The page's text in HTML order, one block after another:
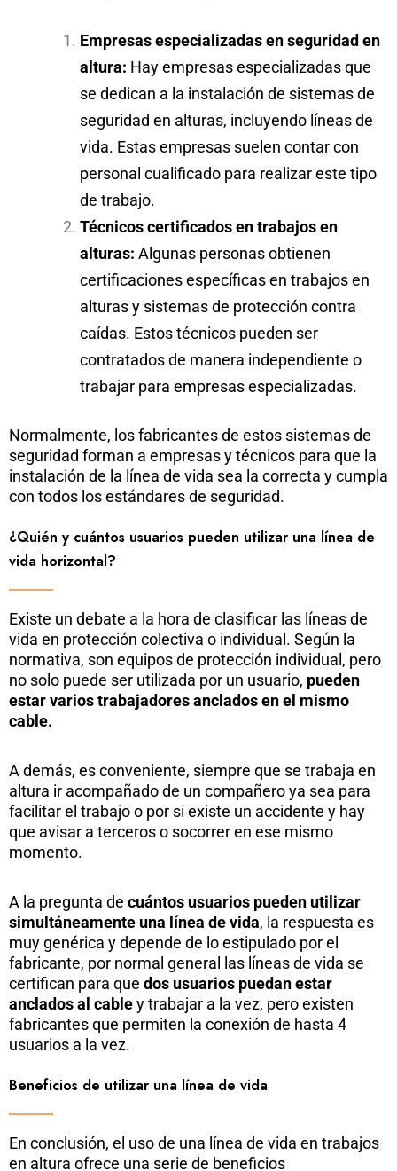
Empresas especializadas en seguridad en
altura: Hay empresas especializadas que
se dedican a la instalación de sistemas de
seguridad en alturas, incluyendo líneas de
vida. Estas empresas suelen contar con
personal cualificado para realizar este tipo
de trabajo.
Técnicos certificados en trabajos en
alturas: Algunas personas obtienen
certificaciones específicas en trabajos en
alturas y sistemas de protección contra
caídas. Estos técnicos pueden ser
contratados de manera independiente o
trabajar para empresas especializadas.
Normalmente, los fabricantes de estos sistemas de
seguridad forman a empresas y técnicos para que la
instalación de la línea de vida sea la correcta y cumpla
con todos los estándares de seguridad.
¿Quién y cuántos usuarios pueden utilizar una línea de
vida horizontal?
Existe un debate a la hora de clasificar las líneas de
vida en protección colectiva o individual. Según la
normativa, son equipos de protección individual, pero
no solo puede ser utilizada por un usuario, pueden
estar varios trabajadores anclados en el mismo
cable.
A demás, es conveniente, siempre que se trabaja en
altura ir acompañado de un compañero ya sea para
facilitar el trabajo o por si existe un accidente y hay
que avisar a terceros o socorrer en ese mismo
momento.
A la pregunta de cuántos usuarios pueden utilizar
simultáneamente una línea de vida, la respuesta es
muy genérica y depende de lo estipulado por el
fabricante, por normal general las líneas de vida se
certifican para que dos usuarios puedan estar
anclados al cabley trabajar a la vez, pero existen
fabricantes que permiten la conexión de hasta 4
usuarios a la vez.
Beneficios de utilizar una línea de vida
En conclusión, el uso de una línea de vida en trabajos
en altura ofrece una serie de beneficios